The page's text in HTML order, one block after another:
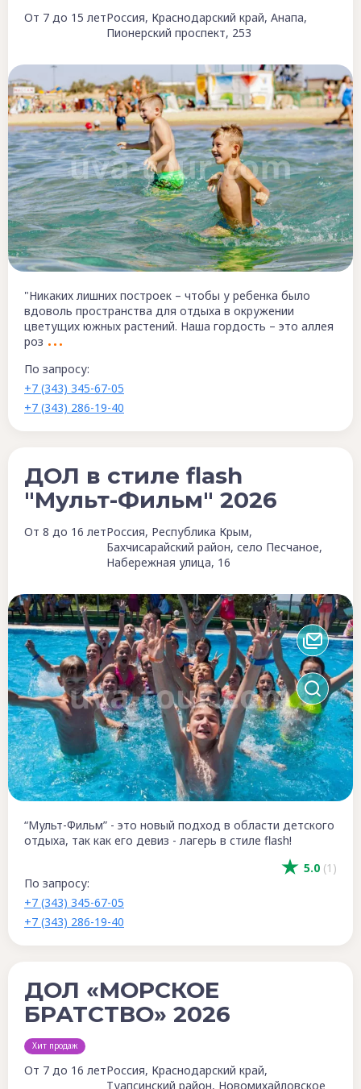
От 7 до 15 летРоссия, Краснодарский край, Анапа,
Пионерский проспект, 253
"Никаких лишних построек – чтобы у ребенка было
вдоволь пространства для отдыха в окружении
цветущих южных растений. Наша гордость – это аллея
роз
По запросу:
+7 (343) 345-67-05
+7 (343) 286-19-40
5.0 (1)
ДОЛ в стиле flash
"Мульт-Фильм" 2026
От 8 до 16 летРоссия, Республика Крым,
Бахчисарайский район, село Песчаное,
Набережная улица, 16
“Мульт-Фильм” - это новый подход в области детского
отдыха, так как его девиз - лагерь в стиле flash!
По запросу:
+7 (343) 345-67-05
+7 (343) 286-19-40
ДОЛ «МОРСКОЕ
БРАТСТВО» 2026
Хит продаж
От 7 до 16 летРоссия, Краснодарский край,
Туапсинский район, Новомихайловское